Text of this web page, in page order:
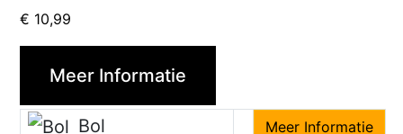
€ 10,99
Meer Informatie
Bol Meer Informatie